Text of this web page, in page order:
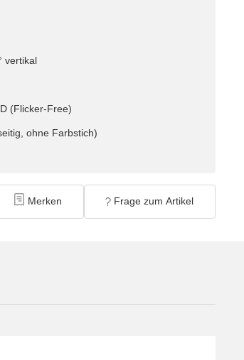
vertikal
(Flicker-Free)
ohne Farbstich)
Merken Frage zum Artikel